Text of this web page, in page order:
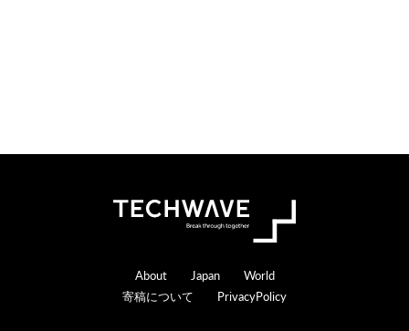
Footer
About Japan
World
寄稿について
PrivacyPolicy